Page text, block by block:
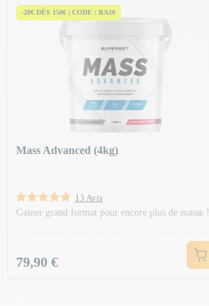
-20€ DÈS 150€ | CODE : BA20
Mass Advanced (4kg)
13 Avis
Gainer grand format pour encore plus de masse !
Prix
79,90 €